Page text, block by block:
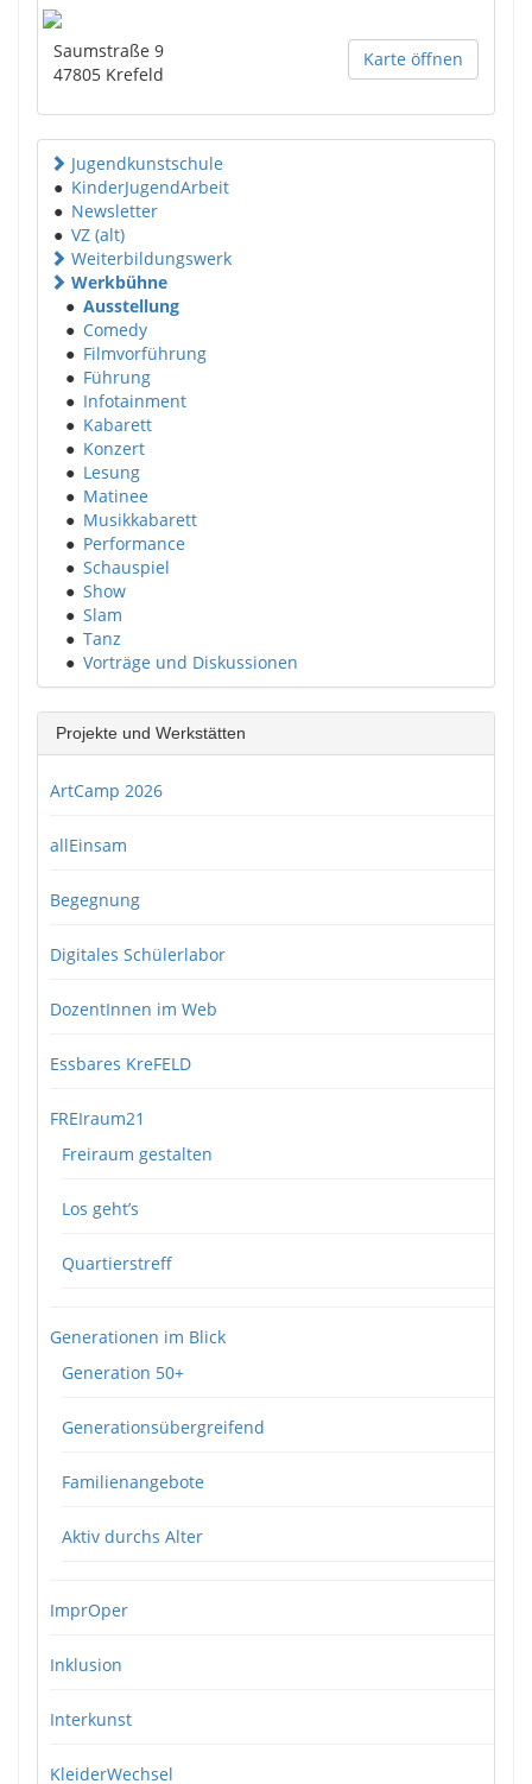
Karte öffnen
Saumstraße 9
47805 Krefeld
Jugendkunstschule
● KinderJugendArbeit
● Newsletter
● VZ (alt)
Weiterbildungswerk
Werkbühne
● Ausstellung
● Comedy
● Filmvorführung
● Führung
● Infotainment
● Kabarett
● Konzert
● Lesung
● Matinee
● Musikkabarett
● Performance
● Schauspiel
● Show
● Slam
● Tanz
● Vorträge und Diskussionen
Projekte und Werkstätten
ArtCamp 2026
allEinsam
Begegnung
Digitales Schülerlabor
DozentInnen im Web
Essbares KreFELD
FREIraum21
Freiraum gestalten
Los geht’s
Quartierstreff
Generationen im Blick
Generation 50+
Generationsübergreifend
Familienangebote
Aktiv durchs Alter
ImprOper
Inklusion
Interkunst
KleiderWechsel